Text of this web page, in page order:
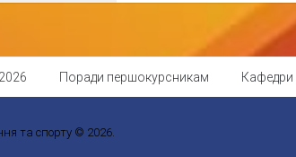
Поради першокурсникам Кафедри
та спорту © 2026.